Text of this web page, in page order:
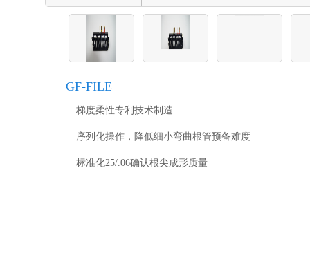
GF-FILE
梯度柔性专利技术制造
序列化操作，降低细小弯曲根管预备难度
标准化25/.06确认根尖成形质量